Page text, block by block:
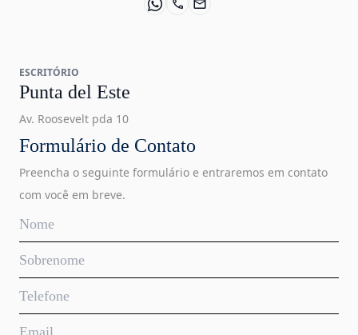
ESCRITÓRIO
Punta del Este
Av. Roosevelt pda 10
Formulário de Contato
Preencha o seguinte formulário e entraremos em contato
com você em breve.